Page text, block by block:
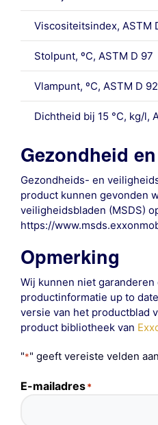
Viscositeitsindex, ASTM
Stolpunt, ºC, ASTM D 97
Vlampunt, ºC, ASTM D 92
Dichtheid bij 15 °C, kg/l,
Gezondheid
Gezondheids- en
product kunnen gevonden
veiligheidsbladen (MSDS)
https://
Opmerking
Wij kunnen niet garanderen
productinformatie up to
versie van het productblad
product bibliotheek van
"*" geeft vereiste velden aan
E-mailadres*